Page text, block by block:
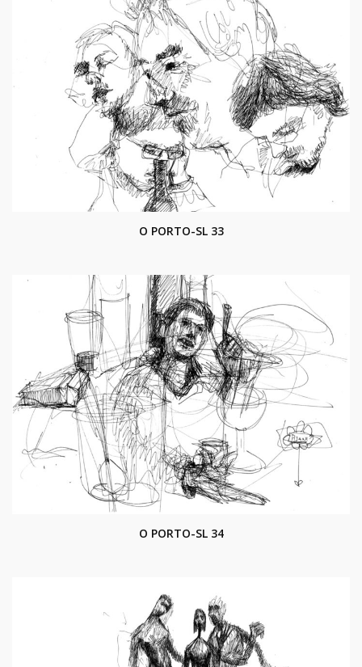
O PORTO-SL 33
O PORTO-SL 34